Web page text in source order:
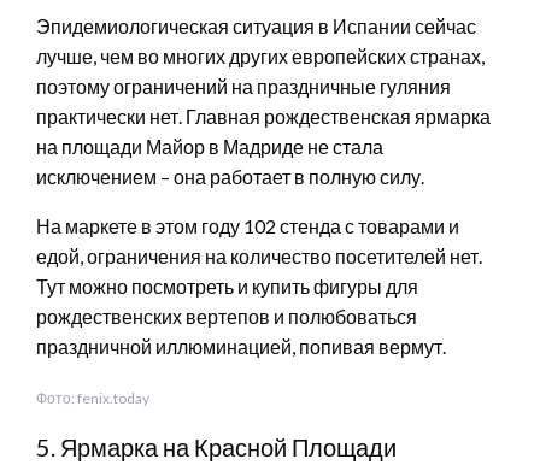
Эпидемиологическая ситуация в Испании сейчас
лучше, чем во многих других европейских странах,
поэтому ограничений на праздничные гуляния
практически нет. Главная рождественская ярмарка
на площади Майор в Мадриде не стала
исключением – она работает в полную силу.
На маркете в этом году 102 стенда с товарами и
едой, ограничения на количество посетителей нет.
Тут можно посмотреть и купить фигуры для
рождественских вертепов и полюбоваться
праздничной иллюминацией, попивая вермут.
Фото: fenix.today
5. Ярмарка на Красной Площади